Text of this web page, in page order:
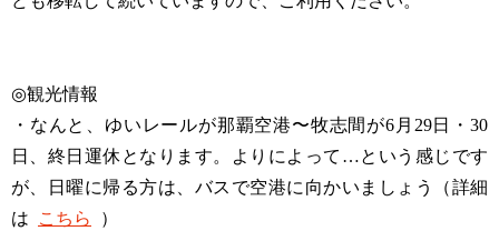
◎観光情報
・なんと、ゆいレールが那覇空港〜牧志間が6月29日・30
日、終日運休となります。よりによって…という感じです
が、日曜に帰る方は、バスで空港に向かいましょう（詳細
は
こちら ）